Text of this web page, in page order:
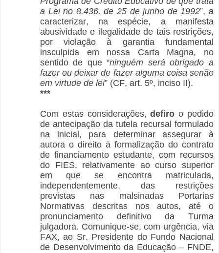
a Lei no 8.436, de 25 de junho de 1992”, a
caracterizar, na espécie, a manifesta
abusividade e ilegalidade de tais restrições,
por violação à garantia fundamental
insculpida em nossa Carta Magna, no
sentido de que “ninguém será obrigado a
fazer ou deixar de fazer alguma coisa senão
em virtude de lei” (CF, art. 5º, inciso II).
***
Com estas considerações,defiroo pedido
de antecipação da tutela recursal formulado
na inicial, para determinar assegurar à
autora o direito à formalização do contrato
de financiamento estudante, com recursos
do FIES, relativamente ao curso superior
em que se encontra matriculada,
independentemente, das restrições
previstas nas malsinadas Portarias
Normativas descritas nos autos, até o
pronunciamento definitivo da Turma
julgadora. Comunique-se, com urgência, via
FAX, ao Sr. Presidente do Fundo Nacional
de Desenvolvimento da Educação – FNDE,